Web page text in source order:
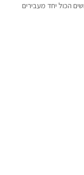
הכול יחד מעבירים